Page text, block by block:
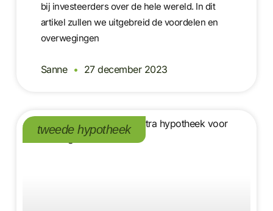
bij investeerders over de hele wereld. In dit
artikel zullen we uitgebreid de voordelen en
overwegingen
Sanne 27 december 2023
tweede hypotheek